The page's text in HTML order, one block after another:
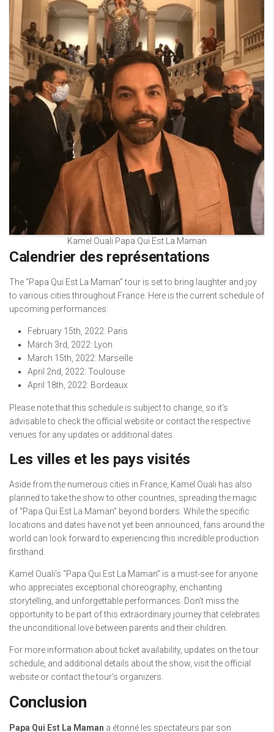
Kamel Ouali Papa Qui Est La Maman
Calendrier des représentations
The “Papa Qui Est La Maman” tour is set to bring laughter and joy
to various cities throughout France. Here is the current schedule of
upcoming performances:
February 15th, 2022: Paris
March 3rd, 2022: Lyon
March 15th, 2022: Marseille
April 2nd, 2022: Toulouse
April 18th, 2022: Bordeaux
Please note that this schedule is subject to change, so it’s
advisable to check the official website or contact the respective
venues for any updates or additional dates.
Les villes et les pays visités
Aside from the numerous cities in France, Kamel Ouali has also
planned to take the show to other countries, spreading the magic
of “Papa Qui Est La Maman” beyond borders. While the specific
locations and dates have not yet been announced, fans around the
world can look forward to experiencing this incredible production
firsthand.
Kamel Ouali’s “Papa Qui Est La Maman” is a must-see for anyone
who appreciates exceptional choreography, enchanting
storytelling, and unforgettable performances. Don’t miss the
opportunity to be part of this extraordinary journey that celebrates
the unconditional love between parents and their children.
For more information about ticket availability, updates on the tour
schedule, and additional details about the show, visit the official
website or contact the tour’s organizers.
Conclusion
Papa Qui Est La Maman a étonné les spectateurs par son